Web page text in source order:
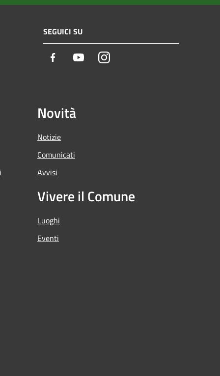
SEGUICI SU
Facebook YoutubeInstagram
Novità
Notizie
Comunicati
Avvisi
Vivere il Comune
Luoghi
Eventi